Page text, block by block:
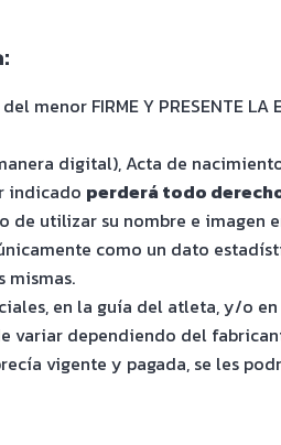
FIRME Y PRESENTE LA
digital), Acta de
indicado perderá todo
utilizar su nombre e
como un dato
mismas.
en la guía del atleta, y/o
variar dependiendo del
vigente y pagada, se les